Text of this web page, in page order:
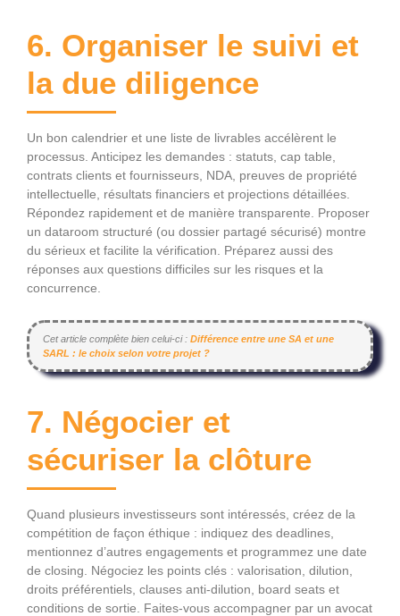
6. Organiser le suivi et
la due diligence
Un bon calendrier et une liste de livrables accélèrent le
processus. Anticipez les demandes : statuts, cap table,
contrats clients et fournisseurs, NDA, preuves de propriété
intellectuelle, résultats financiers et projections détaillées.
Répondez rapidement et de manière transparente. Proposer
un dataroom structuré (ou dossier partagé sécurisé) montre
du sérieux et facilite la vérification. Préparez aussi des
réponses aux questions difficiles sur les risques et la
concurrence.
Cet article complète bien celui-ci : Différence entre une SA et une
SARL : le choix selon votre projet ?
7. Négocier et
sécuriser la clôture
Quand plusieurs investisseurs sont intéressés, créez de la
compétition de façon éthique : indiquez des deadlines,
mentionnez d’autres engagements et programmez une date
de closing. Négociez les points clés : valorisation, dilution,
droits préférentiels, clauses anti-dilution, board seats et
conditions de sortie. Faites-vous accompagner par un avocat